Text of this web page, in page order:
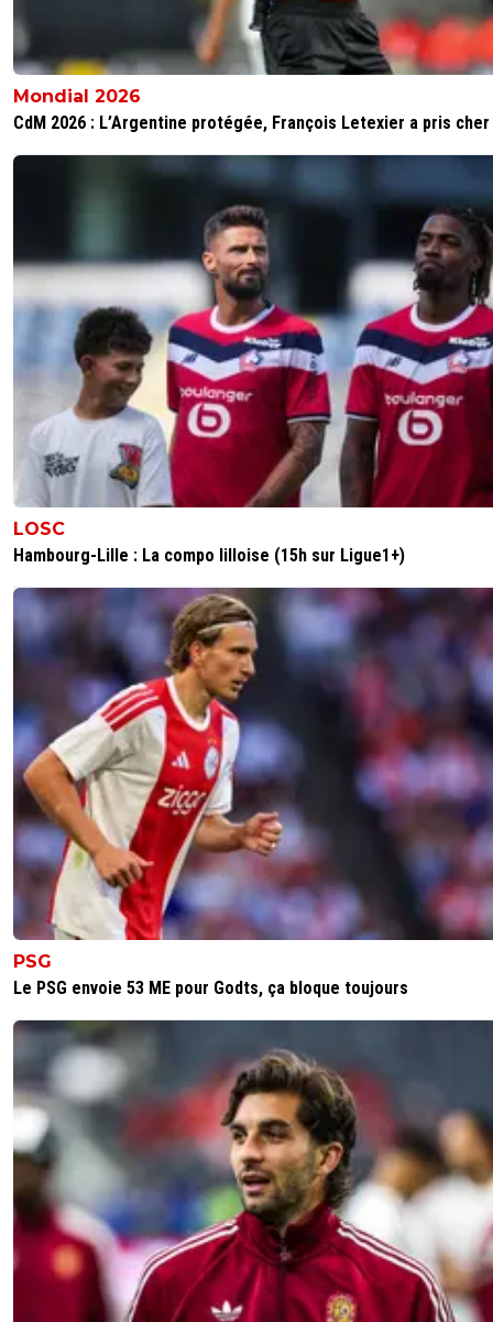
Mondial 2026
CdM 2026 : L’Argentine protégée, François Letexier a pris cher
LOSC
Hambourg-Lille : La compo lilloise (15h sur Ligue1+)
PSG
Le PSG envoie 53 ME pour Godts, ça bloque toujours